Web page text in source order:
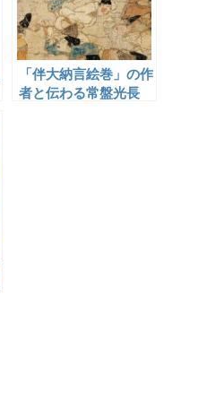
「伴大納言絵巻」の作
者と伝わる常盤光長